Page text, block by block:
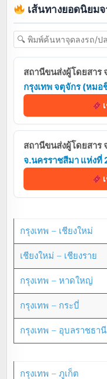
เส้นทางยอดนิยม
สถานีขนส่งผู้โดยสาร
กรุงเทพ จตุจักร (หมอ
สถานีขนส่งผู้โดยสาร
จ.นครราชสีมา แห่งที่
กรุงเทพ – เชียงใหม่
เชียงใหม่ – เชียงราย
กรุงเทพ – หาดใหญ่
กรุงเทพ – กระบี่
กรุงเทพ – อุบลราชธานี
กรุงเทพ – ภูเก็ต